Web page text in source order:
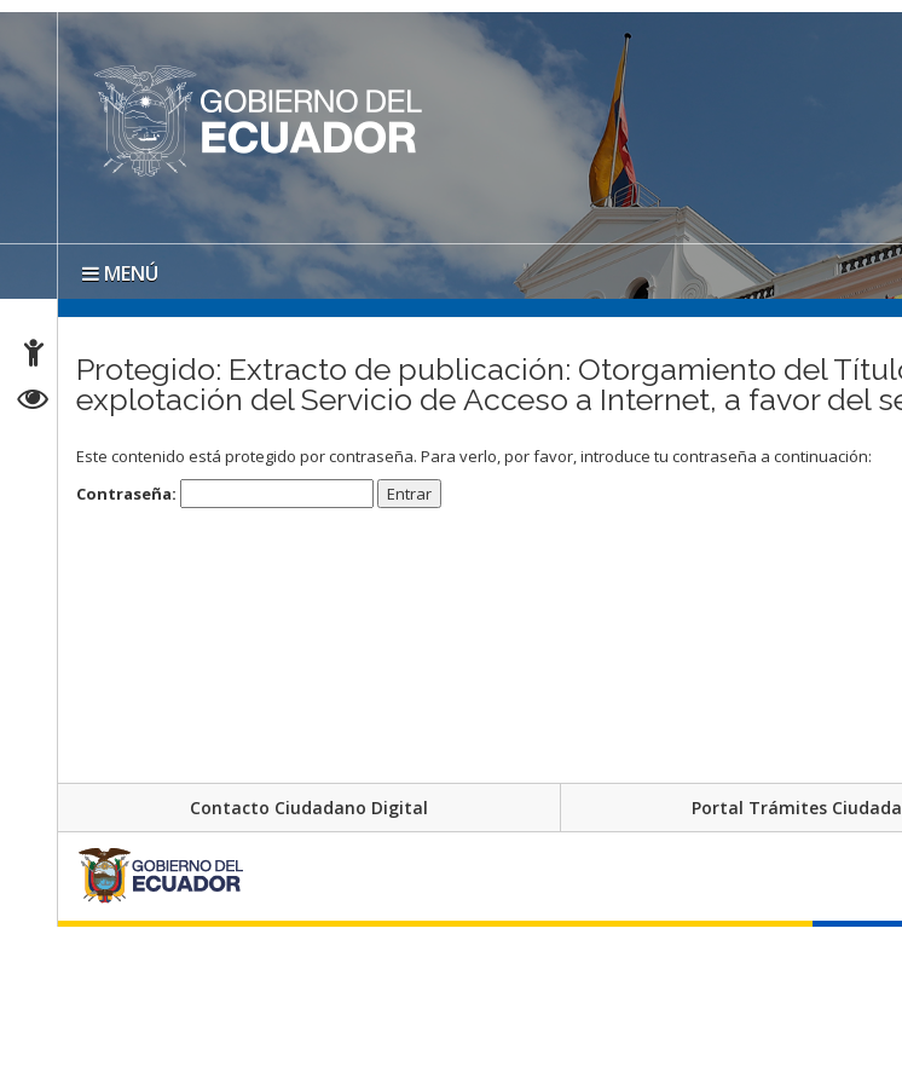
MENÚ
Protegido: Extracto de publicación: Otorgamiento del
explotación del Servicio de Acceso a Internet, a favor del
Este contenido está protegido por contraseña. Para verlo, por favor, introduce tu contraseña a continuación:
Contraseña:
Contacto Ciudadano Digital Portal Trámites